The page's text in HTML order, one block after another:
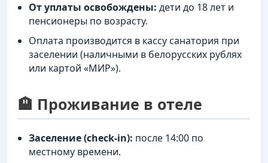
От уплаты освобождены: дети до 18 лет и
пенсионеры по возрасту.
Оплата производится в кассу санатория при
заселении (наличными в белорусских рублях
или картой «МИР»).
🏨 Проживание в отеле
Заселение (check-in): после 14:00 по
местному времени.